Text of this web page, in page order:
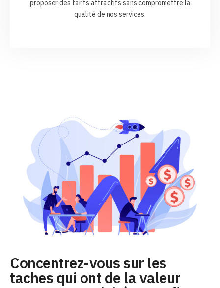
proposer des tarifs attractifs sans compromettre la
qualité de nos services.
Concentrez-vous sur les
taches qui ont de la valeur